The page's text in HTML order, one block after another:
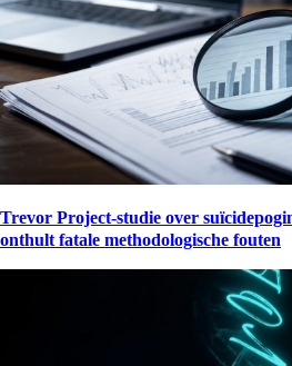
Trevor Project-studie over
onthult fatale methodologische fouten